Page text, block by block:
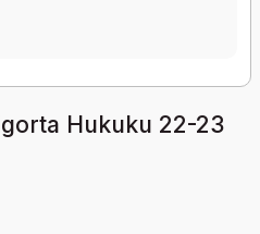
Hukuku 22-23